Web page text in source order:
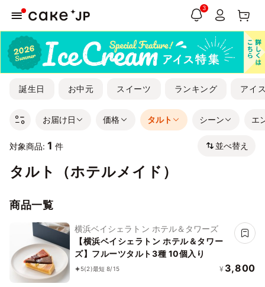
3
誕生日 お中元 スイーツ ランキング アイ
お届け日 価格 タルト シーン エ
対象商品: 1 件 並べ替え
タルト（ホテルメイド）
商品一覧
横浜ベイシェラトン ホテル＆タワーズ
【横浜ベイシェラトン ホテル＆タワー
ズ】フルーツタルト3種 10個入り
5(2)最短 8/15 ¥ 3,800